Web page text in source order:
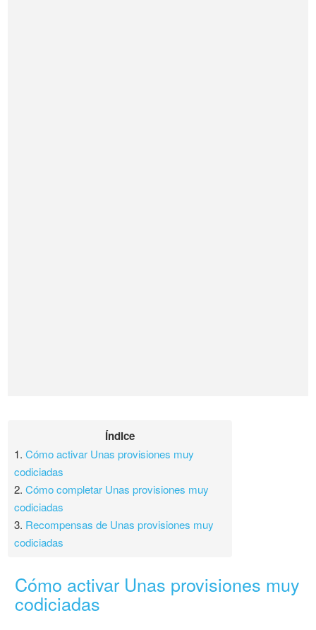
Índice
1.Cómo activar Unas provisiones muy
codiciadas
2.Cómo completar Unas provisiones muy
codiciadas
3. Recompensas de Unas provisiones muy
codiciadas
Cómo activar Unas provisiones muy
codiciadas